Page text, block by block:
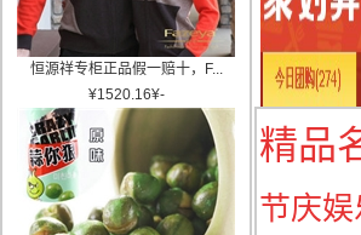
恒源祥专柜正品假一赔十，F...
¥1520.16¥-
精品
节庆娱